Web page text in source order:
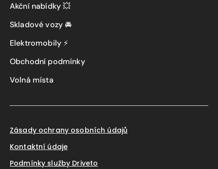
Akční nabídky 💥
Skladové vozy 🚘
Elektromobily ⚡
Obchodní podmínky
Volná místa
Zásady ochrany osobních údajů
Kontaktní údaje
Podmínky služby Driveto